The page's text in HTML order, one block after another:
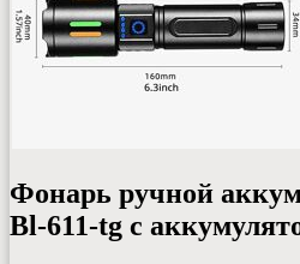
Фонарь ручной
Bl-611-tg с